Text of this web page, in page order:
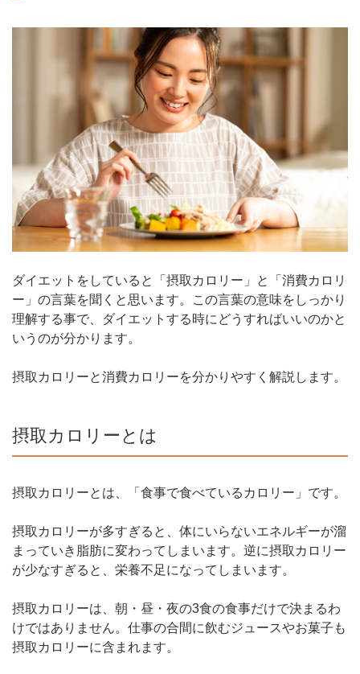
ダイエットをしていると「摂取カロリー」と「消費カロリ
ー」の言葉を聞くと思います。この言葉の意味をしっかり
理解する事で、ダイエットする時にどうすればいいのかと
いうのが分かります。
摂取カロリーと消費カロリーを分かりやすく解説します。
摂取カロリーとは
摂取カロリーとは、「食事で食べているカロリー」です。
摂取カロリーが多すぎると、体にいらないエネルギーが溜
まっていき脂肪に変わってしまいます。逆に摂取カロリー
が少なすぎると、栄養不足になってしまいます。
摂取カロリーは、朝・昼・夜の3食の食事だけで決まるわ
けではありません。仕事の合間に飲むジュースやお菓子も
摂取カロリーに含まれます。